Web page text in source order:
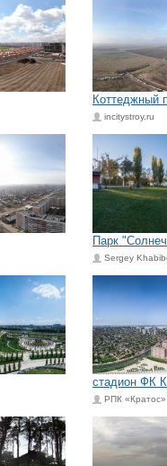
Коттеджный
incitystroy.ru
Парк
Sergey
стадион ФК
РПК «Кратос»